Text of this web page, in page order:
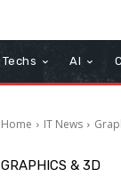
Techs AI
Home IT News
GRAPHICS & 3D